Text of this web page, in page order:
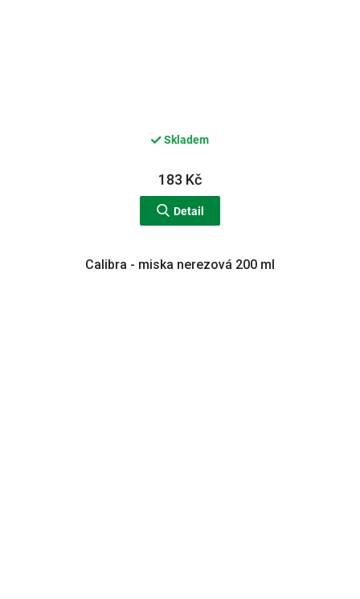
Skladem
183 Kč
Detail
Calibra - miska nerezová 200 ml